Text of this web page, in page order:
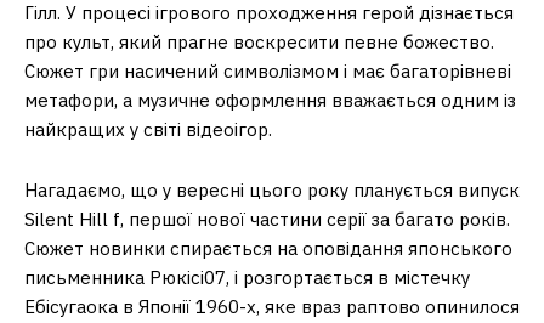
Гілл. У процесі ігрового проходження герой дізнається
про культ, який прагне воскресити певне божество.
Сюжет гри насичений символізмом і має багаторівневі
метафори, а музичне оформлення вважається одним із
найкращих у світі відеоігор.
Нагадаємо, що у вересні цього року планується випуск
Silent Hill f, першої нової частини серії за багато років.
Сюжет новинки спирається на оповідання японського
письменника Рюкісі07, і розгортається в містечку
Ебісугаока в Японії 1960-х, яке враз раптово опинилося